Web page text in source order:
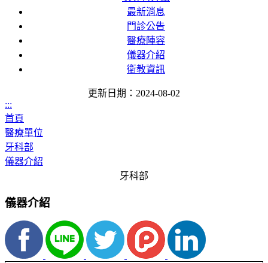
最新消息
門診公告
醫療陣容
儀器介紹
衛教資訊
更新日期：2024-08-02
:::
首頁
醫療單位
牙科部
儀器介紹
牙科部
儀器介紹